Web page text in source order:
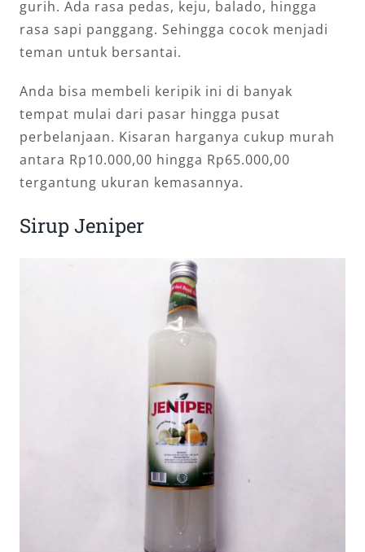
gurih. Ada rasa pedas, keju, balado, hingga
rasa sapi panggang. Sehingga cocok menjadi
teman untuk bersantai.
Anda bisa membeli keripik ini di banyak
tempat mulai dari pasar hingga pusat
perbelanjaan. Kisaran harganya cukup murah
antara Rp10.000,00 hingga Rp65.000,00
tergantung ukuran kemasannya.
Sirup Jeniper